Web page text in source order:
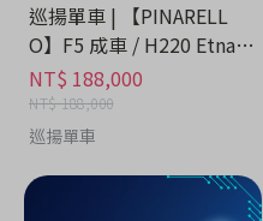
巡揚單車 | 【PINARELL
O】F5 成車 / H220 Etna B
lack Matt
NT$ 188,000
NT$ 188,000
巡揚單車